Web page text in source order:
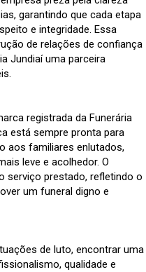
garantindo que cada etapa
e integridade. Essa
de relações de confiança
Jundiaí uma parceira
registrada da Funerária
está sempre pronta para
aos familiares enlutados,
leve e acolhedor. O
serviço prestado, refletindo o
um funeral digno e
de luto, encontrar uma
qualidade e